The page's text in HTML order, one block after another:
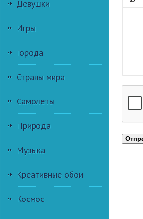
Девушки
Игры
Города
Страны мира
Самолеты
Природа
Музыка
Креативные обои
Космос